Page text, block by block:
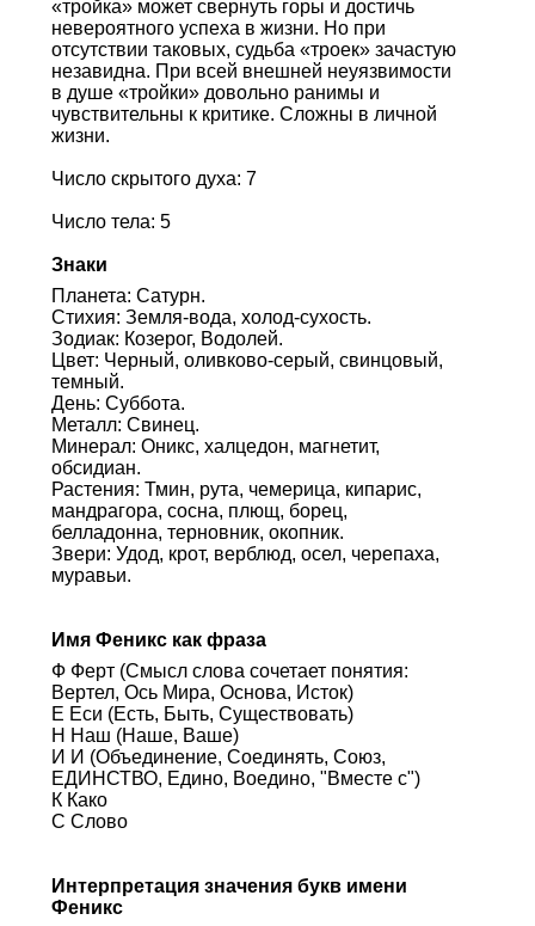
«тройка» может свернуть горы и достичь
невероятного успеха в жизни. Но при
отсутствии таковых, судьба «троек» зачастую
незавидна. При всей внешней неуязвимости
в душе «тройки» довольно ранимы и
чувствительны к критике. Сложны в личной
жизни.
Число скрытого духа: 7
Число тела: 5
Знаки
Планета: Сатурн.
Стихия: Земля-вода, холод-сухость.
Зодиак: Козерог, Водолей.
Цвет: Черный, оливково-серый, свинцовый,
темный.
День: Суббота.
Металл: Свинец.
Минерал: Оникс, халцедон, магнетит,
обсидиан.
Растения: Тмин, рута, чемерица, кипарис,
мандрагора, сосна, плющ, борец,
белладонна, терновник, окопник.
Звери: Удод, крот, верблюд, осел, черепаха,
муравьи.
Имя Феникс как фраза
Ф Ферт (Смысл слова сочетает понятия:
Вертел, Ось Мира, Основа, Исток)
Е Еси (Есть, Быть, Существовать)
Н Наш (Наше, Ваше)
И И (Объединение, Соединять, Союз,
ЕДИНСТВО, Едино, Воедино, "Вместе с")
К Како
С Слово
Интерпретация значения букв имени
Феникс